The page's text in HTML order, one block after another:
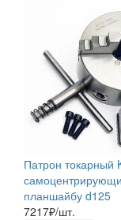
Патрон токарный
планшайбу d125
7217₽/шт.